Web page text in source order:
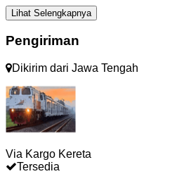
Lihat Selengkapnya
Pengiriman
Dikirim dari Jawa Tengah
Via Kargo Kereta
Tersedia